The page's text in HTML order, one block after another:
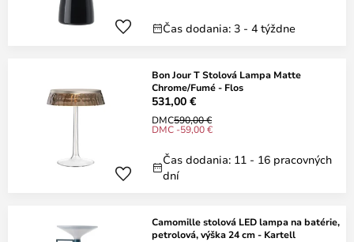
Čas dodania: 3 - 4 týždne
Bon Jour T Stolová Lampa Matte
Chrome/Fumé - Flos
531,00 €
DMC590,00 €
DMC -59,00 €
Čas dodania: 11 - 16 pracovných
dní
Camomille stolová LED lampa na batérie,
petrolová, výška 24 cm - Kartell